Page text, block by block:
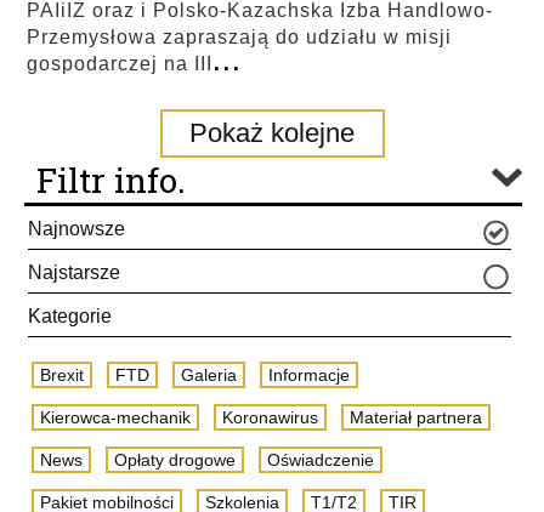
PAIiIZ oraz i Polsko-Kazachska Izba Handlowo-
Przemysłowa zapraszają do udziału w misji
gospodarczej na III ...
Pokaż kolejne
Filtr info.
Najnowsze
Najstarsze
Kategorie
Brexit FTD Galeria Informacje
Kierowca-mechanik Koronawirus Materiał partnera
News Opłaty drogowe Oświadczenie
Pakiet mobilności Szkolenia T1/T2 TIR